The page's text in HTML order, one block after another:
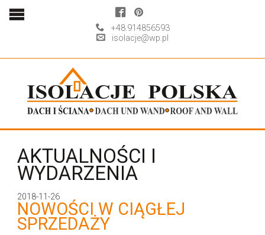
+48.914856593
isolacje@wp.pl
AKTUALNOŚCI I
WYDARZENIA
2018-11-26
NOWOŚCI W CIĄGŁEJ
SPRZEDAŻY